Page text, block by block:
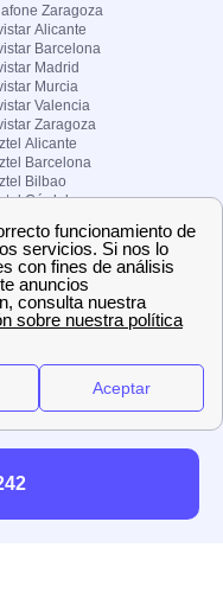
Zaragoza
Alicante
Barcelona
Madrid
Murcia
Valencia
Zaragoza
Alicante
Barcelona
Bilbao
Córdoba
Málaga
Valencia
Zaragoza
ofertas de trabajo
Unido